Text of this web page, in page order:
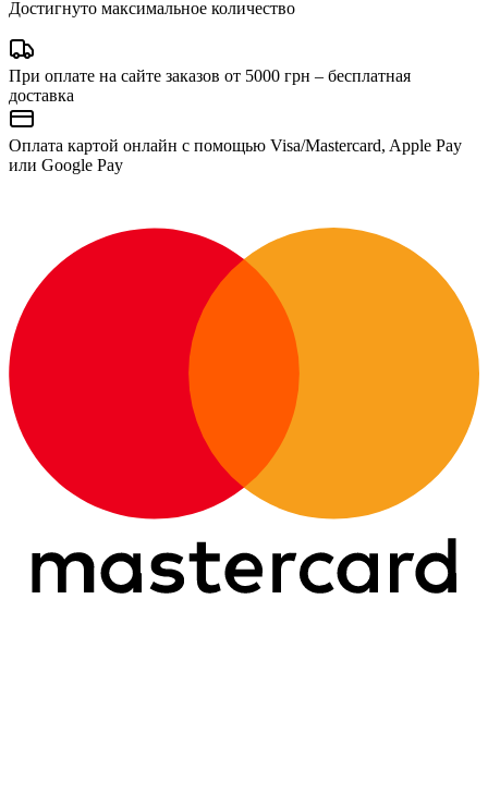
Достигнуто максимальное количество
При оплате на сайте заказов от 5000 грн – бесплатная
доставка
Оплата картой онлайн с помощью Visa/Mastercard, Apple Pay
или Google Pay